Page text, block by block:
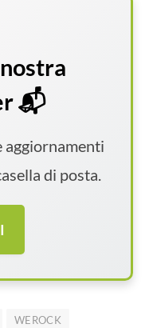
📬
aggiornamenti
di posta.
WEROCK